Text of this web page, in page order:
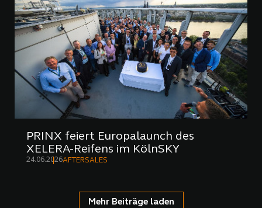
PRINX feiert Europalaunch des
XELERA-Reifens im KölnSKY
24.06.2026AFTERSALES
Mehr Beiträge laden